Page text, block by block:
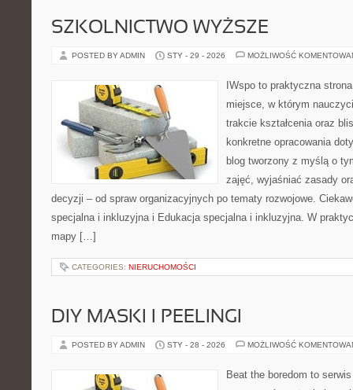
SZKOLNICTWO WYŻSZE
POSTED BY ADMIN STY - 29 - 2026 MOŻLIWOŚĆ
IWspo to praktyczna
miejsce, w którym
trakcie kształcenia oraz
konkretne opracowania
blog tworzony z myślą o
zajęć, wyjaśniać zasady
decyzji – od spraw organizacyjnych po tematy rozwojowe.
specjalna i inkluzyjna i Edukacja specjalna i inkluzyjna. W
mapy […]
CATEGORIES: NIERUCHOMOŚCI
DIY MASKI I PEELINGI
POSTED BY ADMIN STY - 28 - 2026 MOŻLIWOŚĆ
Beat the boredom to